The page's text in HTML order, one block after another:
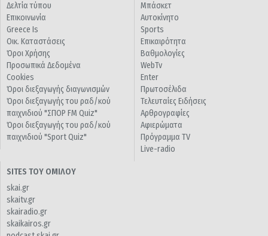
Δελτία τύπου
Επικοινωνία
Greece Is
Οικ. Καταστάσεις
Όροι Χρήσης
Προσωπικά Δεδομένα
Cookies
Όροι διεξαγωγής διαγωνισμών
Όροι διεξαγωγής του ραδ/κού
παιχνιδιού "ΣΠΟΡ FM Quiz"
Όροι διεξαγωγής του ραδ/κού
παιχνιδιού "Sport Quiz"
Μπάσκετ
Αυτοκίνητο
Sports
Επικαιρότητα
Βαθμολογίες
WebTv
Enter
Πρωτοσέλιδα
Τελευταίες Ειδήσεις
Αρθρογραφίες
Αφιερώματα
Πρόγραμμα TV
Live-radio
SITES ΤΟΥ ΟΜΙΛΟΥ
skai.gr
skaitv.gr
skairadio.gr
skaikairos.gr